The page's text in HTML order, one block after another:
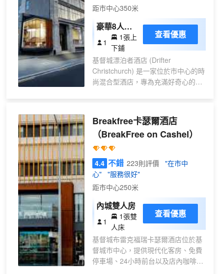
距市中心350米
豪華8人宿
舍房間內的
1張床位，
帶獨立衞生
間
1
1張上
下鋪
查看優惠
基督城漂泊者酒店 (Drifter
Christchurch) 是一家位於市中心的時
尚混合型酒店，專為充滿好奇心的旅
間，從健康工作室和影院到聯合辦公
空間和 The Rambler 酒吧，應有盡
有，方便您放鬆身心、享用美食和與
朋友交流。酒店融合了歷史底藴和現
代舒適，為您打造一個既能享受社交
樂趣又能倍感舒適的下榻之所。 走出
酒店，步行兩分鐘即可到達基督城巴
士換乘站，這裏是前往海濱小鎮薩姆
納 (Sumner)、熱鬧的裏卡頓
(Riccarton) 和周邊城鎮的門戶，此
外，如果您想體驗公路旅行，還可以
搭乘長途巴士前往皇后鎮
(Queenstown)、特威澤爾 (Twizel) 和
奧克蘭 (Auckland)。 想要感受夜生活
的激情？步行五分鐘即可到達 Te
Breakfree卡瑟爾酒店
（BreakFree on Cashel）
4.4 不錯 223則評價
"在市中
心"
"服務很好"
距市中心250米
內城雙人房
1
1張雙
人床
查看優惠
基督城布雷克福瑞卡瑟爾酒店位於基
督城市中心，提供現代化客房、免費
停車場、24小時前台以及店內咖啡店